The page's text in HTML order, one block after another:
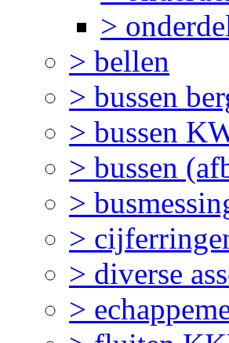
>
> bellen
> bussen
> bussen
> bussen
>
>
> diverse
>